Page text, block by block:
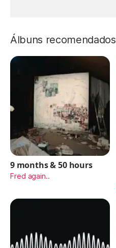
Álbuns recomendados
9 months & 50 hours
Fred again..